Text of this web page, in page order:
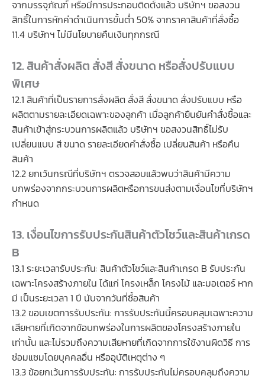
จากบรรจุภัณฑ์ หรือมีการประกอบติดตั้งแล้ว บริษัทฯ ขอสงวน
สิทธิ์ในการหักค่าดำเนินการขั้นต่ำ 50% จากราคาสินค้าที่สั่งซื้อ
11.4 บริษัทฯ ไม่มีนโยบายคืนเงินทุกกรณี
12. สินค้าสั่งผลิต สั่งสี สั่งขนาด หรือสั่งปรับแบบ
พิเศษ
12.1 สินค้าที่เป็นรายการสั่งผลิต สั่งสี สั่งขนาด สั่งปรับแบบ หรือ
ผลิตตามรายละเอียดเฉพาะของลูกค้า เมื่อลูกค้ายืนยันคำสั่งซื้อและ
สินค้าเข้าสู่กระบวนการผลิตแล้ว บริษัทฯ ขอสงวนสิทธิ์ไม่รับ
เปลี่ยนแบบ สี ขนาด รายละเอียดคำสั่งซื้อ เปลี่ยนสินค้า หรือคืน
สินค้า
12.2 ยกเว้นกรณีที่บริษัทฯ ตรวจสอบแล้วพบว่าสินค้ามีความ
บกพร่องจากกระบวนการผลิตหรือการขนส่งตามเงื่อนไขที่บริษัทฯ
กำหนด
13. เงื่อนไขการรับประกันสินค้าตัวโชว์และสินค้าเกรด
B
13.1 ระยะเวลารับประกัน: สินค้าตัวโชว์และสินค้าเกรด B รับประกัน
เฉพาะโครงสร้างภายใน ได้แก่ โครงเหล็ก โครงไม้ และมอเตอร์ หาก
มี เป็นระยะเวลา 1 ปี นับจากวันที่ซื้อสินค้า
13.2 ขอบเขตการรับประกัน: การรับประกันนี้ครอบคลุมเฉพาะความ
เสียหายที่เกิดจากข้อบกพร่องในการผลิตของโครงสร้างภายใน
เท่านั้น และไม่รวมถึงความเสียหายที่เกิดจากการใช้งานผิดวิธี การ
ซ่อมแซมโดยบุคคลอื่น หรืออุบัติเหตุต่าง ๆ
13.3 ข้อยกเว้นการรับประกัน: การรับประกันไม่ครอบคลุมถึงความ